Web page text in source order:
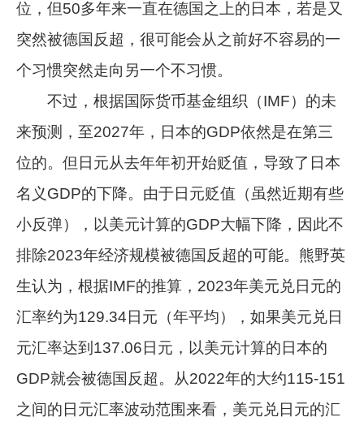
位，但50多年来一直在德国之上的日本，若是又
突然被德国反超，很可能会从之前好不容易的一
个习惯突然走向另一个不习惯。
不过，根据国际货币基金组织（IMF）的未
来预测，至2027年，日本的GDP依然是在第三
位的。但日元从去年年初开始贬值，导致了日本
名义GDP的下降。由于日元贬值（虽然近期有些
小反弹），以美元计算的GDP大幅下降，因此不
排除2023年经济规模被德国反超的可能。熊野英
生认为，根据IMF的推算，2023年美元兑日元的
汇率约为129.34日元（年平均），如果美元兑日
元汇率达到137.06日元，以美元计算的日本的
GDP就会被德国反超。从2022年的大约115-151
之间的日元汇率波动范围来看，美元兑日元的汇